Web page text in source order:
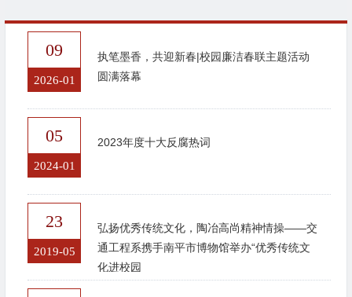
09
2026-01
执笔墨香，共迎新春|校园廉洁春联主题活动
圆满落幕
05
2024-01
2023年度十大反腐热词
23
2019-05
弘扬优秀传统文化，陶冶高尚精神情操——交
通工程系携手南平市博物馆举办“优秀传统文
化进校园